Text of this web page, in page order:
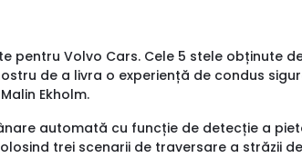
Volvo Cars. Cele 5 stele obținute
de a livra o experiență de condus
Ekholm.
automată cu funcție de detecție a
trei scenarii de traversare a străzii